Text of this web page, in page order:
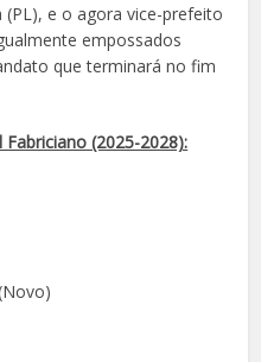
(PL), e o agora vice-prefeito
empossados
que terminará no fim
(2025-2028):